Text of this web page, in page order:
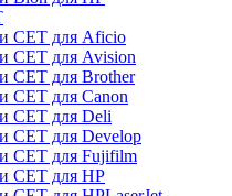
CET для Aficio
CET для Avision
CET для Brother
CET для Canon
CET для Deli
CET для Develop
CET для Fujifilm
CET для HP